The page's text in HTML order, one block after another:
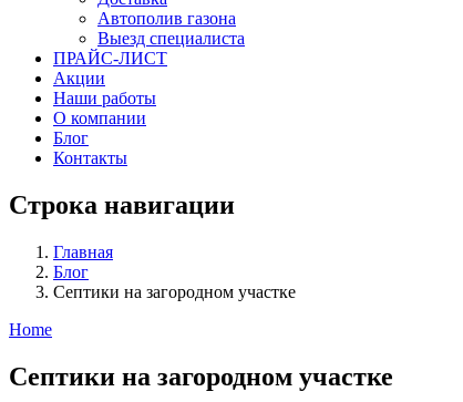
Автополив газона
Выезд специалиста
ПРАЙС-ЛИСТ
Акции
Наши работы
О компании
Блог
Контакты
Строка навигации
Главная
Блог
Септики на загородном участке
Home
Септики на загородном участке